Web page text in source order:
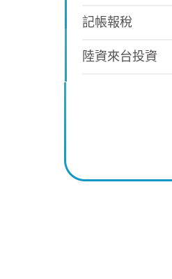
記帳報稅
陸資來台投資